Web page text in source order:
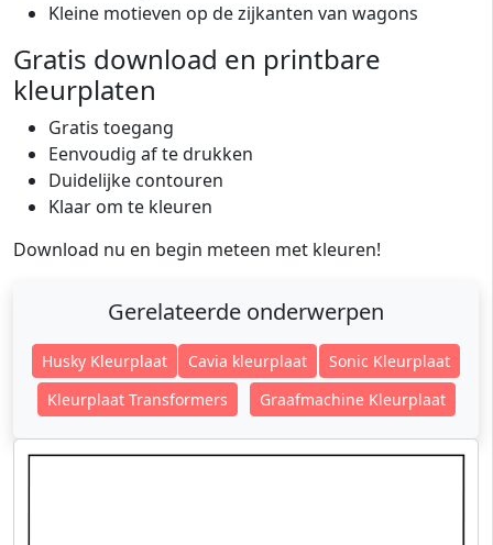
Kleine motieven op de zijkanten van wagons
Gratis download en printbare
kleurplaten
Gratis toegang
Eenvoudig af te drukken
Duidelijke contouren
Klaar om te kleuren
Download nu en begin meteen met kleuren!
Gerelateerde onderwerpen
Husky Kleurplaat Cavia kleurplaat
Sonic Kleurplaat
Kleurplaat Transformers
Graafmachine Kleurplaat